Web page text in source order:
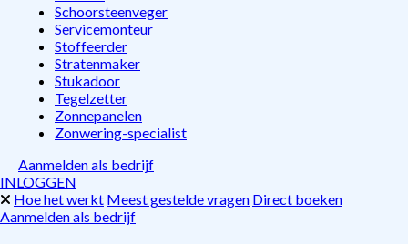
Schoorsteenveger
Servicemonteur
Stoffeerder
Stratenmaker
Stukadoor
Tegelzetter
Zonnepanelen
Zonwering-specialist
Aanmelden als bedrijf
INLOGGEN
Hoe het werkt Meest gestelde vragen Direct boeken
Aanmelden als bedrijf